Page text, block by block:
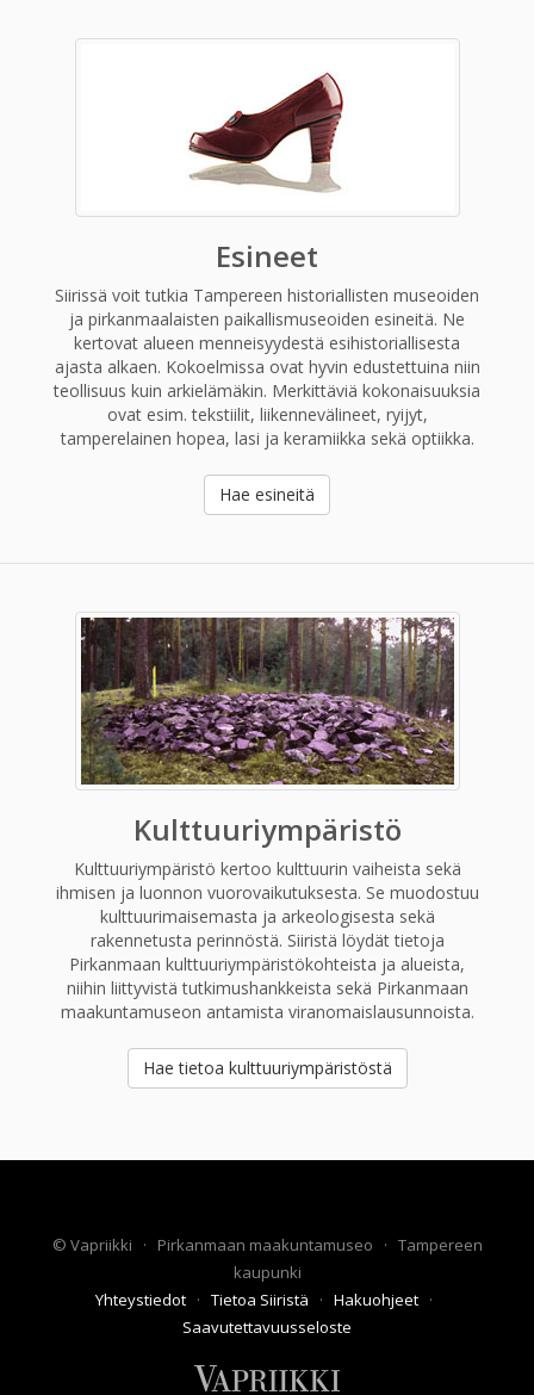
Esineet
Siirissä voit tutkia Tampereen historiallisten museoiden
ja pirkanmaalaisten paikallismuseoiden esineitä. Ne
kertovat alueen menneisyydestä esihistoriallisesta
ajasta alkaen. Kokoelmissa ovat hyvin edustettuina niin
teollisuus kuin arkielämäkin. Merkittäviä kokonaisuuksia
ovat esim. tekstiilit, liikennevälineet, ryijyt,
tamperelainen hopea, lasi ja keramiikka sekä optiikka.
Hae esineitä
Kulttuuriympäristö
Kulttuuriympäristö kertoo kulttuurin vaiheista sekä
ihmisen ja luonnon vuorovaikutuksesta. Se muodostuu
kulttuurimaisemasta ja arkeologisesta sekä
rakennetusta perinnöstä. Siiristä löydät tietoja
Pirkanmaan kulttuuriympäristökohteista ja alueista,
niihin liittyvistä tutkimushankkeista sekä Pirkanmaan
maakuntamuseon antamista viranomaislausunnoista.
Hae tietoa kulttuuriympäristöstä
© Vapriikki · Pirkanmaan maakuntamuseo · Tampereen
kaupunki
Yhteystiedot · Tietoa Siiristä · Hakuohjeet ·
Saavutettavuusseloste